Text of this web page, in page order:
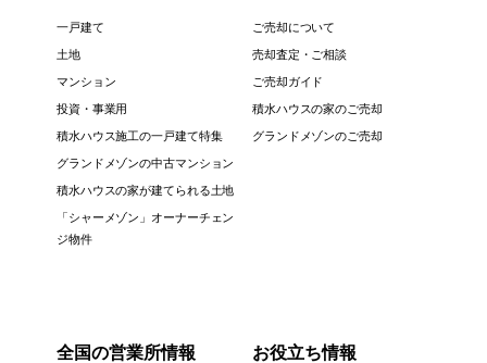
一戸建て
土地
マンション
投資・事業用
積水ハウス施工の一戸建て特集
グランドメゾンの中古マンション
積水ハウスの家が建てられる土地
「シャーメゾン」オーナーチェン
ジ物件
ご売却について
売却査定・ご相談
ご売却ガイド
積水ハウスの家のご売却
グランドメゾンのご売却
全国の営業所情報 お役立ち情報